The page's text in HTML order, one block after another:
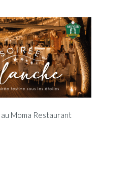
Moma Restaurant